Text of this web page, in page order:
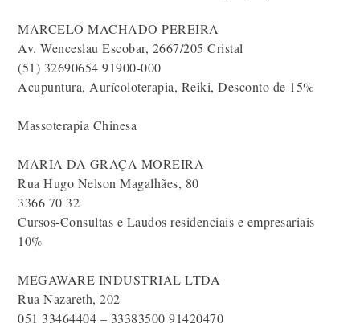
MARCELO MACHADO PEREIRA
Av. Wenceslau Escobar, 2667/205 Cristal
(51) 32690654 91900-000
Acupuntura, Aurícoloterapia, Reiki, Desconto de 15%
Massoterapia Chinesa
MARIA DA GRAÇA MOREIRA
Rua Hugo Nelson Magalhães, 80
3366 70 32
Cursos-Consultas e Laudos residenciais e empresariais
10%
MEGAWARE INDUSTRIAL LTDA
Rua Nazareth, 202
051 33464404 – 33383500 91420470